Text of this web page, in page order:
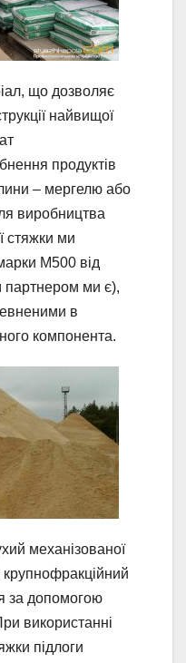
що дозволяє
найвищої
продуктів
– мергелю або
виробництва
стяжки ми
М500 від
партнером ми є),
в
компонента.
механізованої
крупнофракційний
за допомогою
використанні
підлоги